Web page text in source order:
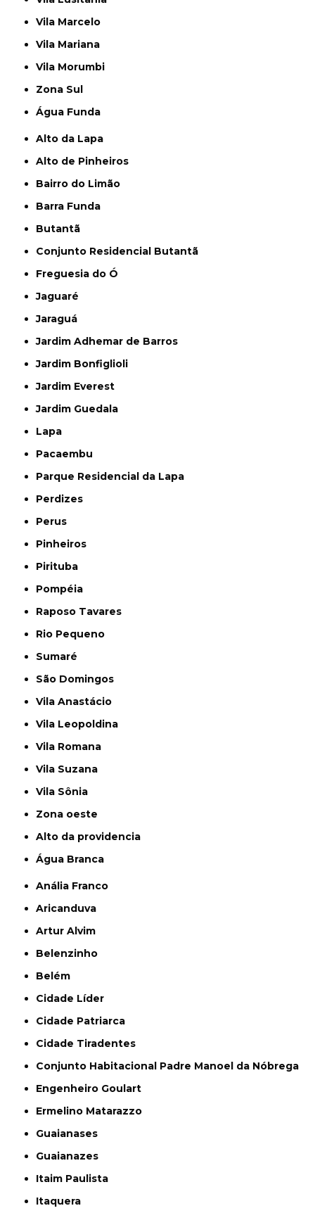
Vila Marcelo
Vila Mariana
Vila Morumbi
Zona Sul
Água Funda
Alto da Lapa
Alto de Pinheiros
Bairro do Limão
Barra Funda
Butantã
Conjunto Residencial Butantã
Freguesia do Ó
Jaguaré
Jaraguá
Jardim Adhemar de Barros
Jardim Bonfiglioli
Jardim Everest
Jardim Guedala
Lapa
Pacaembu
Parque Residencial da Lapa
Perdizes
Perus
Pinheiros
Pirituba
Pompéia
Raposo Tavares
Rio Pequeno
Sumaré
São Domingos
Vila Anastácio
Vila Leopoldina
Vila Romana
Vila Suzana
Vila Sônia
Zona oeste
alto da providencia
Água Branca
Anália Franco
Aricanduva
Artur Alvim
Belenzinho
Belém
Cidade Líder
Cidade Patriarca
Cidade Tiradentes
Conjunto Habitacional Padre Manoel da Nóbrega
Engenheiro Goulart
Ermelino Matarazzo
Guaianases
Guaianazes
Itaim Paulista
Itaquera